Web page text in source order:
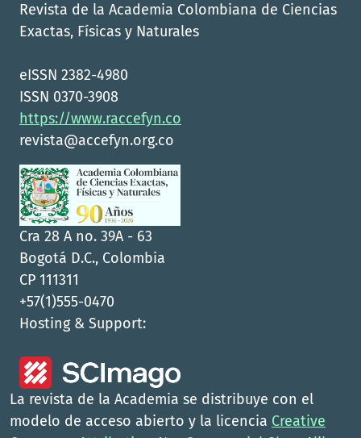
Revista de la Academia Colombiana de Ciencias
Exactas, Físicas y Naturales
eISSN 2382-4980
ISSN 0370-3908
https://www.raccefyn.co
revista@accefyn.org.co
Cra 28 A no. 39A - 63
Bogotá D.C., Colombia
CP 111311
+57(1)555-0470
Hosting & Support:
La revista de la Academia se distribuye con el
modelo de acceso abierto y la licencia Creative